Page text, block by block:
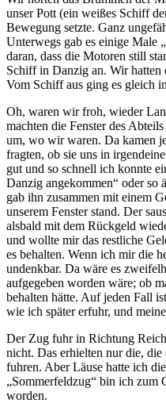
unser Pott (ein weißes Schiff
Bewegung setzte. Ganz
Unterwegs gab es einige Male
daran, dass die Motoren still
Schiff in Danzig an. Wir
Vom Schiff aus ging es gleich
Oh, waren wir froh, wieder
machten die Fenster des
um, wo wir waren. Da kamen
fragten, ob sie uns in
gut und so schnell ich konnte
Danzig angekommen
oder so
gab ihn zusammen mit einem
unserem Fenster stand. Der
alsbald mit dem Rückgeld
und wollte mir das restliche
es behalten. Wenn ich mir die
undenkbar. Da wäre es
aufgegeben worden wäre; ob
behalten hätte. Auf jeden Fall
wie ich später erfuhr, und
Der Zug fuhr in Richtung
nicht. Das erhielten nur die,
fuhren. Aber Läuse hatte ich
Sommerfeldzug
bin ich zum
worden.